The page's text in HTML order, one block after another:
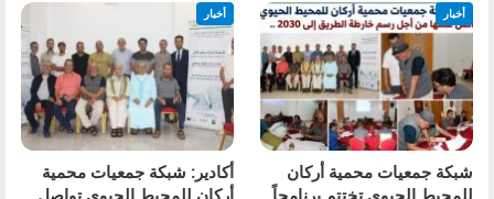
أخبار
شبكة جمعيات محمية أركان
أخبار
أكادير: شبكة جمعيات محمية